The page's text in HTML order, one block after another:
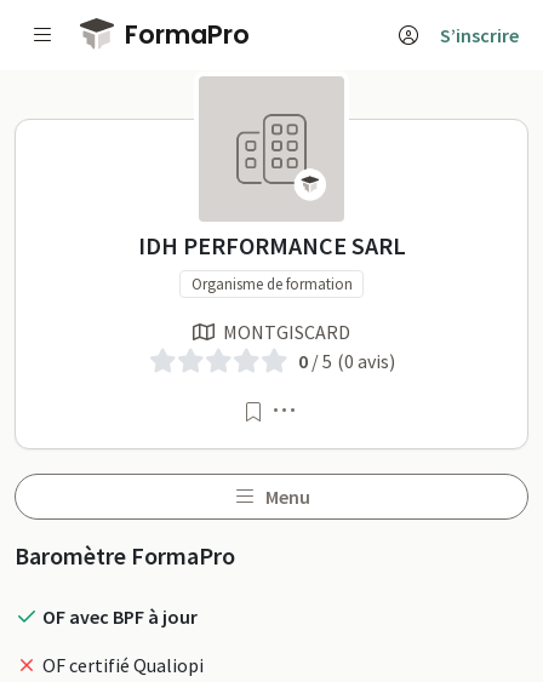
Passer au contenu principal
FormaPro S’inscrire
IDH PERFORMANCE SARL
IDH PERFORMANCE SARL
Organisme de formation
MONTGISCARD
0/ 5 (0 avis)
Menu
Profil
Baromètre FormaPro
OF avec BPF à jour
OF certifié Qualiopi